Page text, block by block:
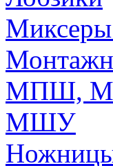
Миксеры
МПШ,
МШУ
Ножницы